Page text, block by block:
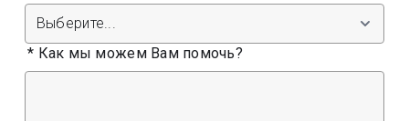
* Как мы можем Вам помочь?